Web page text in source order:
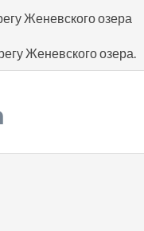
Женевского озера
Женевского озера.